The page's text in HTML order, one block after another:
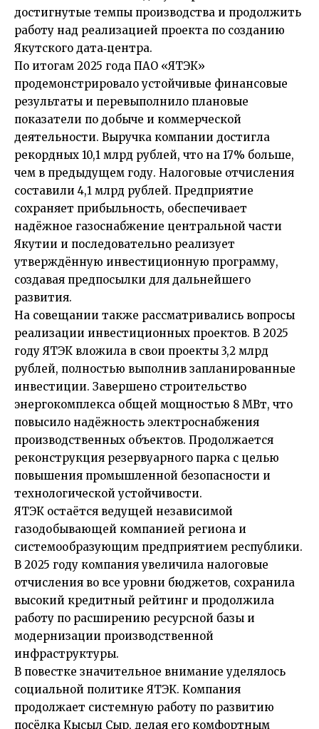
достигнутые темпы производства и продолжить
работу над реализацией проекта по созданию
Якутского дата‑центра.
По итогам 2025 года ПАО «ЯТЭК»
продемонстрировало устойчивые финансовые
результаты и перевыполнило плановые
показатели по добыче и коммерческой
деятельности. Выручка компании достигла
рекордных 10,1 млрд рублей, что на 17% больше,
чем в предыдущем году. Налоговые отчисления
составили 4,1 млрд рублей. Предприятие
сохраняет прибыльность, обеспечивает
надёжное газоснабжение центральной части
Якутии и последовательно реализует
утверждённую инвестиционную программу,
создавая предпосылки для дальнейшего
развития.
На совещании также рассматривались вопросы
реализации инвестиционных проектов. В 2025
году ЯТЭК вложила в свои проекты 3,2 млрд
рублей, полностью выполнив запланированные
инвестиции. Завершено строительство
энергокомплекса общей мощностью 8 МВт, что
повысило надёжность электроснабжения
производственных объектов. Продолжается
реконструкция резервуарного парка с целью
повышения промышленной безопасности и
технологической устойчивости.
ЯТЭК остаётся ведущей независимой
газодобывающей компанией региона и
системообразующим предприятием республики.
В 2025 году компания увеличила налоговые
отчисления во все уровни бюджетов, сохранила
высокий кредитный рейтинг и продолжила
работу по расширению ресурсной базы и
модернизации производственной
инфраструктуры.
В повестке значительное внимание уделялось
социальной политике ЯТЭК. Компания
продолжает системную работу по развитию
посёлка Кысыл Сыр, делая его комфортным